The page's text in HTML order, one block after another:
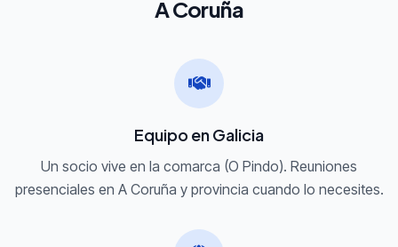
A Coruña
Equipo en Galicia
Un socio vive en la comarca (O Pindo). Reuniones
presenciales en A Coruña y provincia cuando lo necesites.